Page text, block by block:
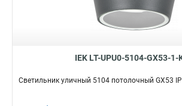
IEK LT-UPU0-5104-GX53-1-
Светильник уличный 5104 потолочный GX53